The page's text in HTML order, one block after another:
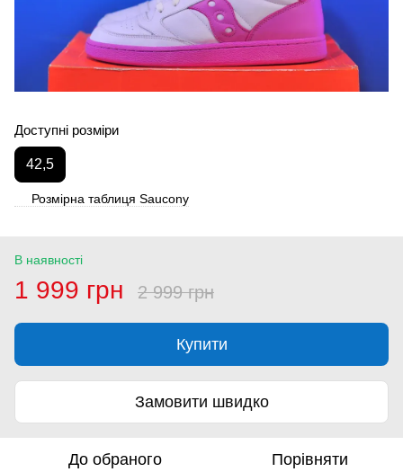
Доступні розміри
42,5
Розмірна таблиця Saucony
В наявності
1 999 грн 2 999 грн
Купити
Замовити швидко
До обраного Порівняти